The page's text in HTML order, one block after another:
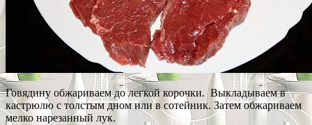
Говядину обжариваем до легкой корочки. Выкладываем в
кастрюлю с толстым дном или в сотейник. Затем обжариваем
мелко нарезанный лук.